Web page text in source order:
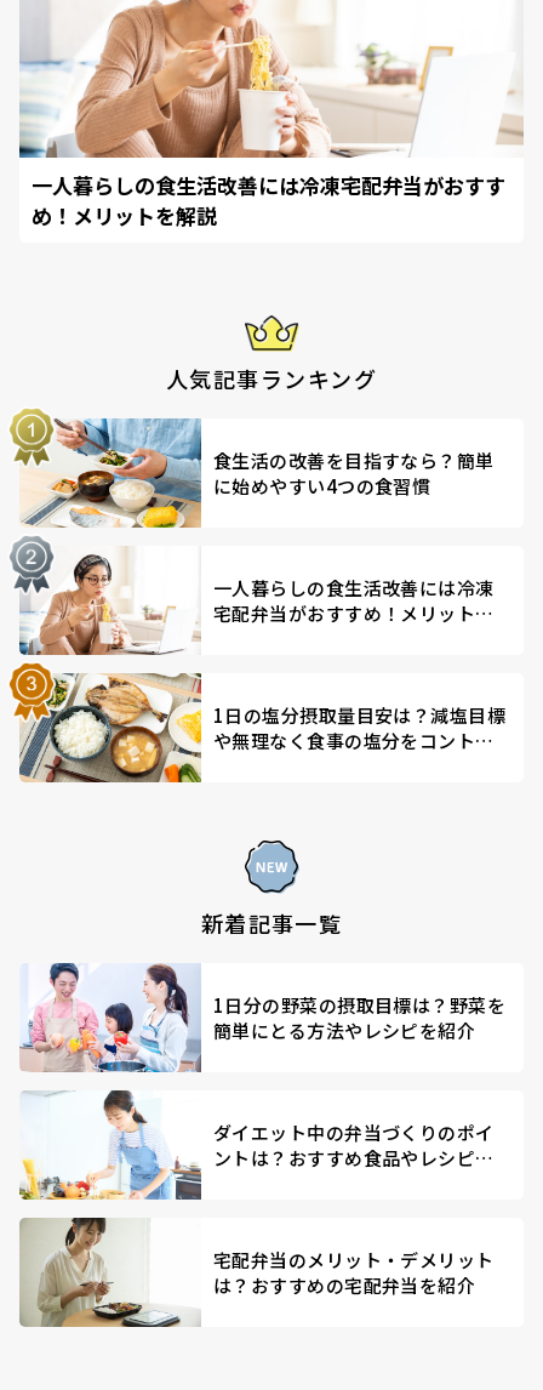
一人暮らしの食生活改善には冷凍宅配弁当がおすす
め！メリットを解説
人気記事ランキング
食生活の改善を目指すなら？簡単
に始めやすい4つの食習慣
一人暮らしの食生活改善には冷凍
宅配弁当がおすすめ！メリットを
1日の塩分摂取量目安は？減塩目標
や無理なく食事の塩分をコントロ
新着記事一覧
1日分の野菜の摂取目標は？野菜を
簡単にとる方法やレシピを紹介
ダイエット中の弁当づくりのポイ
ントは？おすすめ食品やレシピを
宅配弁当のメリット・デメリット
は？おすすめの宅配弁当を紹介